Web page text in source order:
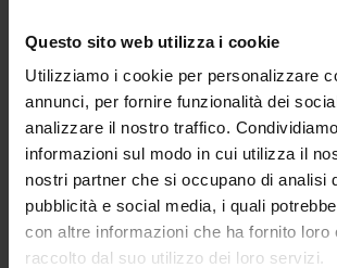
Questo sito web utilizza i cookie
Utilizziamo i cookie per personalizzare
annunci, per fornire funzionalità dei
analizzare il nostro traffico.
informazioni sul modo in cui utilizza il
nostri partner che si occupano di analisi
pubblicità e social media, i quali
con altre informazioni che ha fornito loro
raccolto dal suo utilizzo dei loro servizi.
Linea oro
Set 1 1 Spugna Jacquard Mediterranea
Da 11,90€
Colori disponibili
Blue Beige Bianco CoralloRosso colore